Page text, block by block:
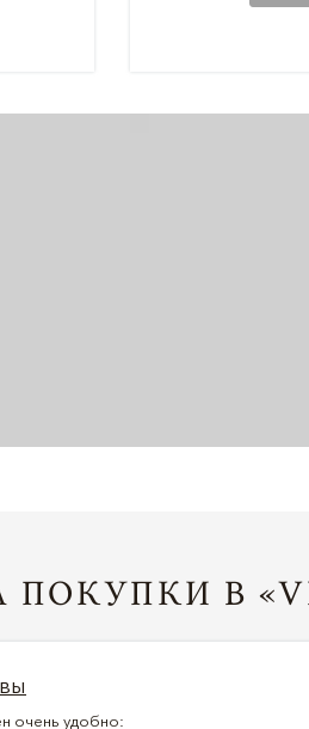
В
очень удобно: